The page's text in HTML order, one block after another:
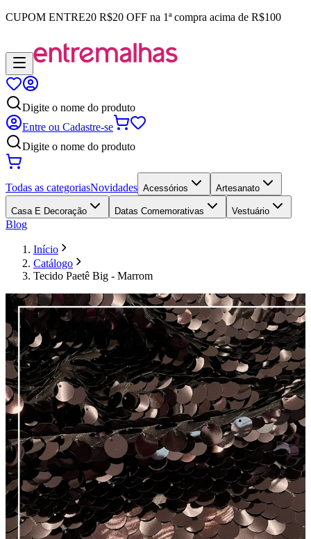
CUPOM ENTRE20 R$20 OFF na 1ª compra acima de R$100
Digite o nome do produto
Entre ou Cadastre-se
Digite o nome do produto
Todas as categoriasNovidades Acessórios Artesanato
Casa E Decoração Datas Comemorativas Vestuário
Blog
Início
Catálogo
Tecido Paetê Big - Marrom